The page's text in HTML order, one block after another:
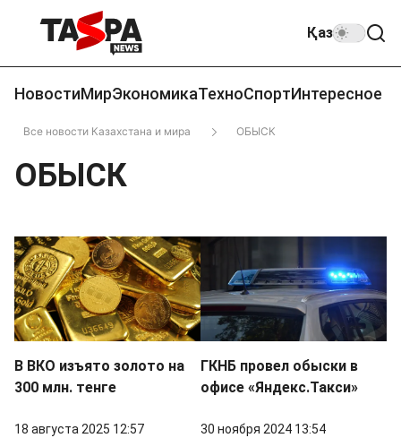
Қаз
НовостиМирЭкономикаТехноСпортИнтересное
Все новости Казахстана и мира ОБЫСК
ОБЫСК
В ВКО изъято золото на
300 млн. тенге
18 августа 2025 12:57
ГКНБ провел обыски в
офисе «Яндекс.Такси»
30 ноября 2024 13:54